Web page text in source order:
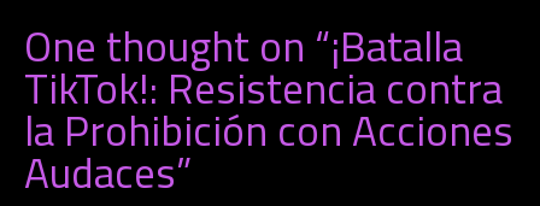
One thought on “¡Batalla
TikTok!: Resistencia contra
la Prohibición con Acciones
Audaces”